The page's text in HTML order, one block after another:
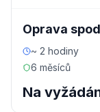
Oprava
~ 2 hodiny
6 měsíců
Na